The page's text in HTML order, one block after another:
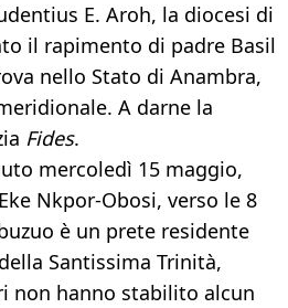
E. Aroh, la diocesi di
il rapimento di padre Basil
nello Stato di Anambra,
A darne la
Fides.
mercoledì 15 maggio,
Nkpor-Obosi, verso le 8
è un prete residente
Santissima Trinità,
non hanno stabilito alcun